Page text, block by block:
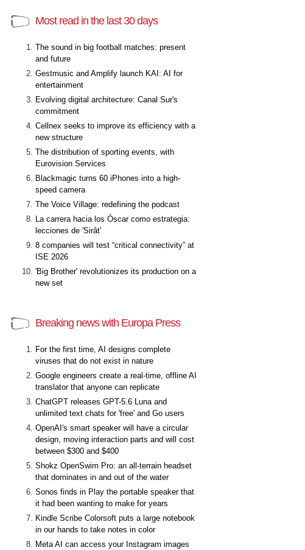
Most read in the last 30 days
The sound in big football matches: present
and future
Gestmusic and Amplify launch KAI: AI for
entertainment
Evolving digital architecture: Canal Sur's
commitment
Cellnex seeks to improve its efficiency with a
new structure
The distribution of sporting events, with
Eurovision Services
Blackmagic turns 60 iPhones into a high-
speed camera
The Voice Village: redefining the podcast
La carrera hacia los Óscar como estrategia:
lecciones de 'Sirât'
8 companies will test “critical connectivity” at
ISE 2026
'Big Brother' revolutionizes its production on a
new set
Breaking news with Europa Press
For the first time, AI designs complete
viruses that do not exist in nature
Google engineers create a real-time, offline AI
translator that anyone can replicate
ChatGPT releases GPT-5.6 Luna and
unlimited text chats for 'free' and Go users
OpenAI's smart speaker will have a circular
design, moving interaction parts and will cost
between $300 and $400
Shokz OpenSwim Pro: an all-terrain headset
that dominates in and out of the water
Sonos finds in Play the portable speaker that
it had been wanting to make for years
Kindle Scribe Colorsoft puts a large notebook
in our hands to take notes in color
Meta AI can access your Instagram images